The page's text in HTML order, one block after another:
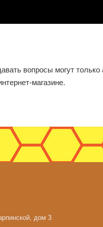
вопросы могут
магазине.
дом 3